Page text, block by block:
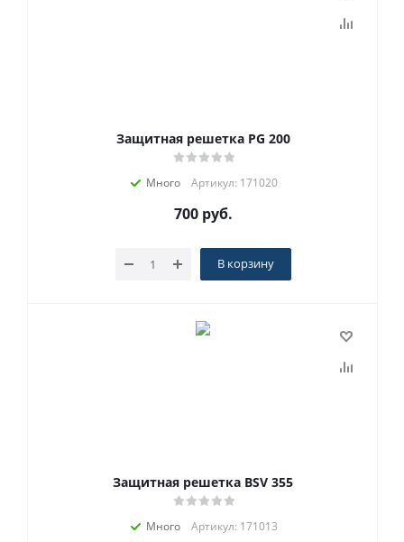
Защитная решетка PG 200
Много Артикул: 171020
700руб.
В корзину
Защитная решетка BSV 355
Много Артикул: 171013